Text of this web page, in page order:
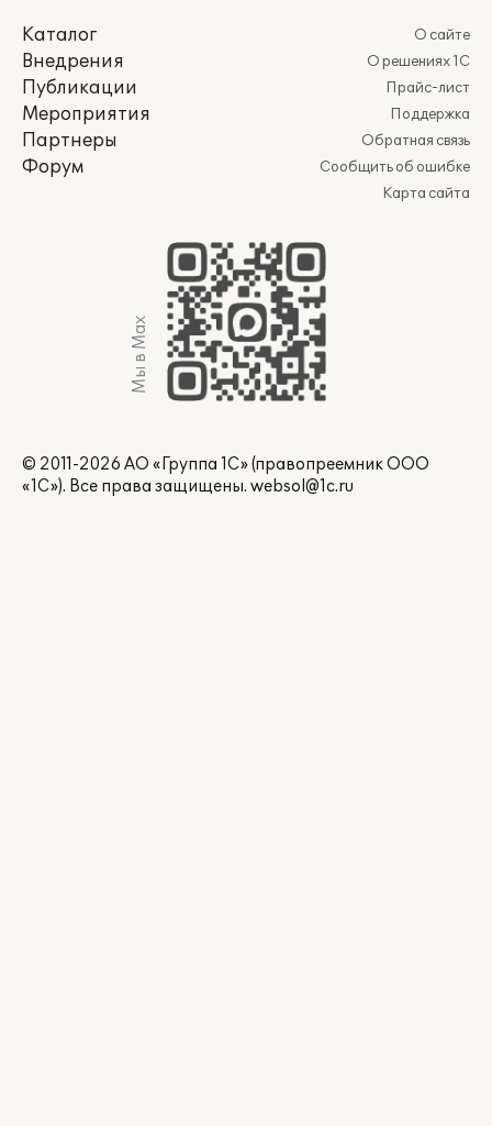
Каталог
Внедрения
Публикации
Мероприятия
Партнеры
Форум
О сайте
О решениях 1С
Прайс-лист
Поддержка
Обратная связь
Сообщить об ошибке
Карта сайта
Мы в Max
© 2011-2026 АО «Группа 1С» (правопреемник ООО
«1С»). Все права защищены. websol@1c.ru